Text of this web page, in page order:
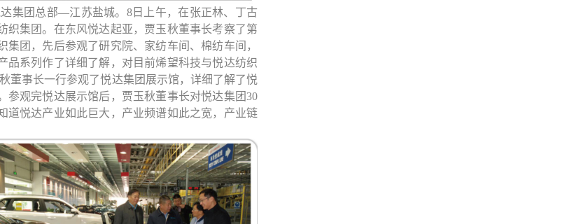
集团总部—江苏盐城。8日上午，在张正林、丁古
集团。在东风悦达起亚，贾玉秋董事长考察了第
团，先后参观了研究院、家纺车间、棉纺车间，
品系列作了详细了解，对目前烯望科技与悦达纺织
董事长一行参观了悦达集团展示馆，详细了解了悦
观完悦达展示馆后，贾玉秋董事长对悦达集团30
道悦达产业如此巨大，产业频谱如此之宽，产业链